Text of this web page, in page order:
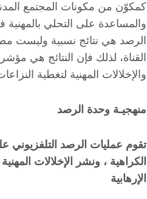
كمكوّن من مكونات المجتمع
والمساعدة على التحلي
الرصد هي نتائج نسبية وليست
القناة، لذلك فإن النتائج هي
والإخلالات المهنية لتغطية
منهجيـة وحدة الرصد
تقوم عمليات الرصد التلفزيوني
الكراهية ، ونشر الإخلالات
الإرهابية